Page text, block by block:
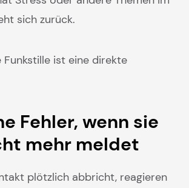
sich zurück.
Funkstille ist eine direkte
Fehler, wenn sie
mehr meldet
plötzlich abbricht, reagieren